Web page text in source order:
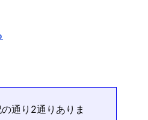
通り2通りありま